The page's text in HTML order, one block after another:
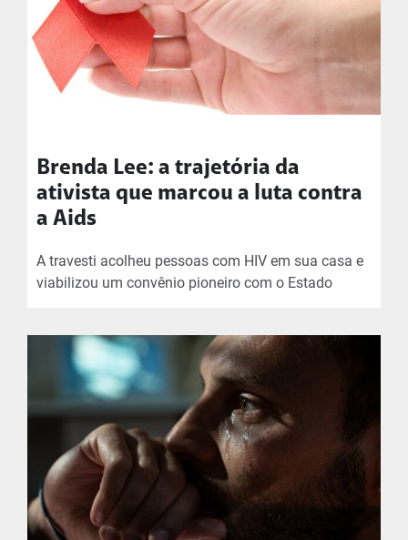
Brenda Lee: a trajetória da
ativista que marcou a luta contra
a Aids
A travesti acolheu pessoas com HIV em sua casa e
viabilizou um convênio pioneiro com o Estado